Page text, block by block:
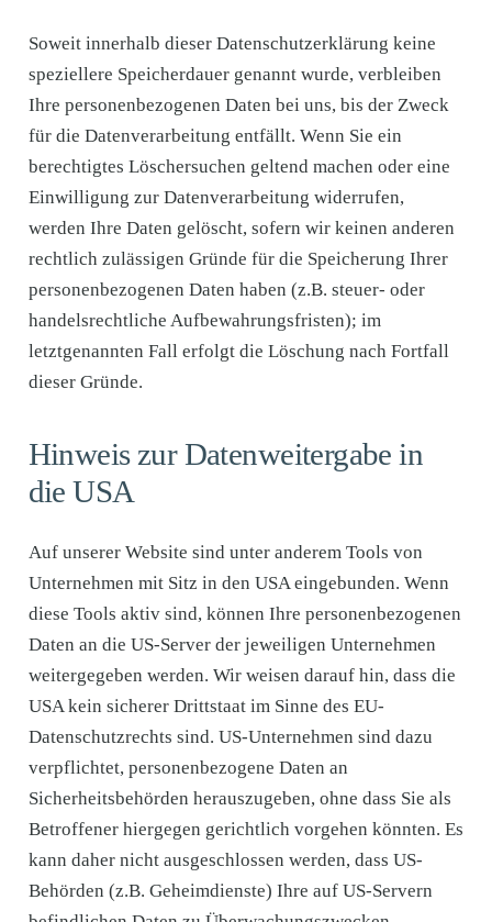
Soweit innerhalb dieser Datenschutzerklärung keine
speziellere Speicherdauer genannt wurde, verbleiben
Ihre personenbezogenen Daten bei uns, bis der Zweck
für die Datenverarbeitung entfällt. Wenn Sie ein
berechtigtes Löschersuchen geltend machen oder eine
Einwilligung zur Datenverarbeitung widerrufen,
werden Ihre Daten gelöscht, sofern wir keinen anderen
rechtlich zulässigen Gründe für die Speicherung Ihrer
personenbezogenen Daten haben (z.B. steuer- oder
handelsrechtliche Aufbewahrungsfristen); im
letztgenannten Fall erfolgt die Löschung nach Fortfall
dieser Gründe.
Hinweis zur Datenweitergabe in
die USA
Auf unserer Website sind unter anderem Tools von
Unternehmen mit Sitz in den USA eingebunden. Wenn
diese Tools aktiv sind, können Ihre personenbezogenen
Daten an die US-Server der jeweiligen Unternehmen
weitergegeben werden. Wir weisen darauf hin, dass die
USA kein sicherer Drittstaat im Sinne des EU-
Datenschutzrechts sind. US-Unternehmen sind dazu
verpflichtet, personenbezogene Daten an
Sicherheitsbehörden herauszugeben, ohne dass Sie als
Betroffener hiergegen gerichtlich vorgehen könnten. Es
kann daher nicht ausgeschlossen werden, dass US-
Behörden (z.B. Geheimdienste) Ihre auf US-Servern